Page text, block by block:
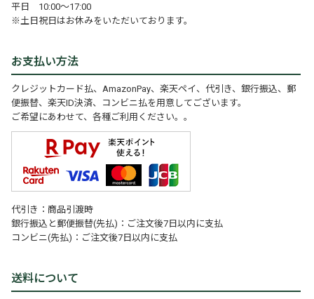
平日 10:00～17:00
※土日祝日はお休みをいただいております。
お支払い方法
クレジットカード払、AmazonPay、楽天ペイ、代引き、銀行振込、郵
便振替、楽天ID決済、コンビニ払を用意してございます。
ご希望にあわせて、各種ご利用ください。。
代引き：商品引渡時
銀行振込と郵便振替(先払)：ご注文後7日以内に支払
コンビニ(先払)：ご注文後7日以内に支払
送料について